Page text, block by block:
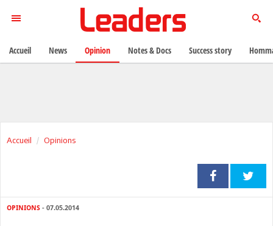
Accueil Opinions
OPINIONS - 07.05.2014
Accueil News Opinion Notes & Docs Success story